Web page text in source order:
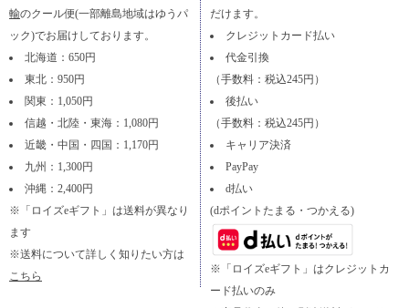
輸のクール便(一部離島地域はゆうパ
ック)でお届けしております。
北海道：650円
東北：950円
関東：1,050円
信越・北陸・東海：1,080円
近畿・中国・四国：1,170円
九州：1,300円
沖縄：2,400円
※「ロイズeギフト」は送料が異なり
ます
※送料について詳しく知りたい方は
こちら
だけます。
クレジットカード払い
代金引換
（手数料：税込245円）
後払い
（手数料：税込245円）
キャリア決済
PayPay
d払い
(dポイントたまる・つかえる)
※「ロイズeギフト」はクレジットカ
ード払いのみ